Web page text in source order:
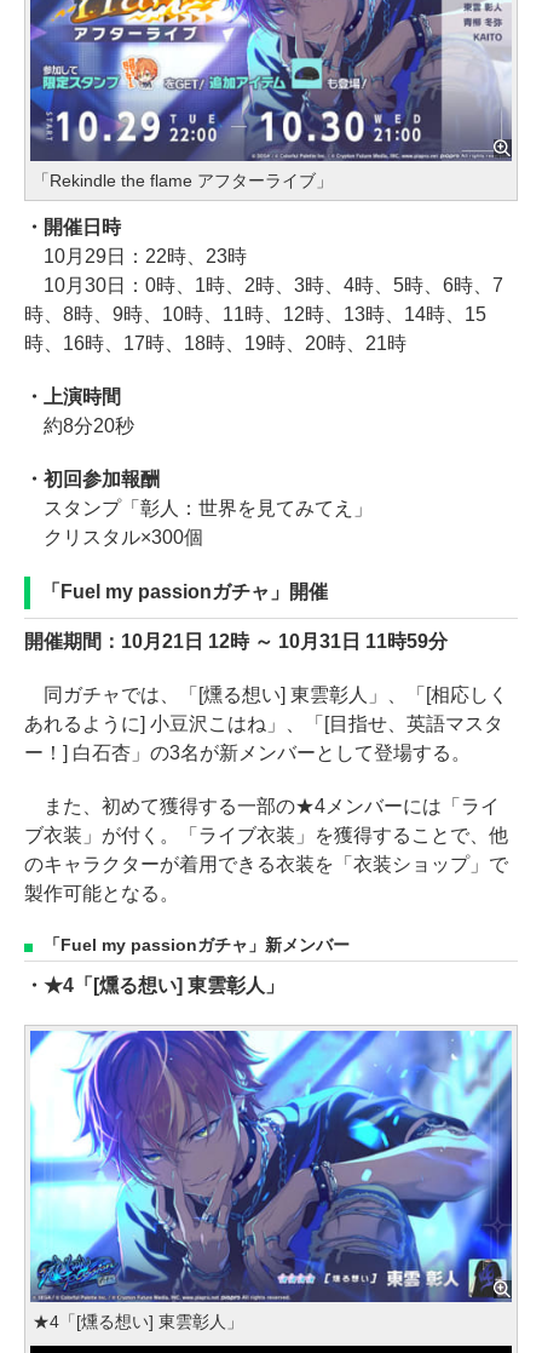
「Rekindle the flame アフターライブ」
・開催日時
10月29日：22時、23時
10月30日：0時、1時、2時、3時、4時、5時、6時、7
時、8時、9時、10時、11時、12時、13時、14時、15
時、16時、17時、18時、19時、20時、21時
・上演時間
約8分20秒
・初回参加報酬
スタンプ「彰人：世界を見てみてえ」
クリスタル×300個
「Fuel my passionガチャ」開催
開催期間：10月21日 12時 ～ 10月31日 11時59分
同ガチャでは、「[燻る想い] 東雲彰人」、「[相応しく
あれるように] 小豆沢こはね」、「[目指せ、英語マスタ
ー！] 白石杏」の3名が新メンバーとして登場する。
また、初めて獲得する一部の★4メンバーには「ライ
ブ衣装」が付く。「ライブ衣装」を獲得することで、他
のキャラクターが着用できる衣装を「衣装ショップ」で
製作可能となる。
「Fuel my passionガチャ」新メンバー
・★4「[燻る想い] 東雲彰人」
★4「[燻る想い] 東雲彰人」